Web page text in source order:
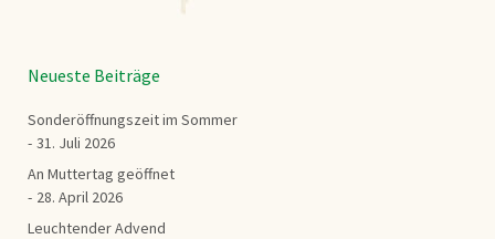
Neueste Beiträge
Sonderöffnungszeit im Sommer
31. Juli 2026
An Muttertag geöffnet
28. April 2026
Leuchtender Advend